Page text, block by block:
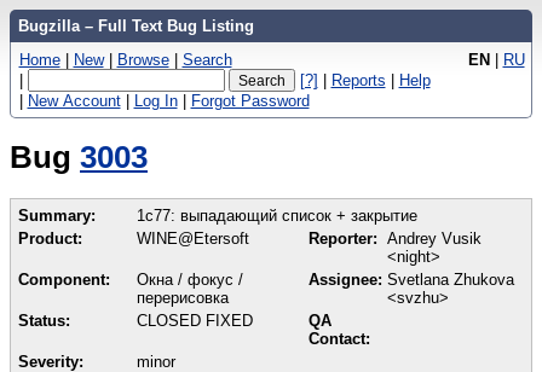
Bugzilla – Full Text Bug Listing
EN | RU
Home | New | Browse | Search
|
[?] | Reports | Help
| New Account | Log In | Forgot Password
Bug 3003
Summary:
1с77: выпадающий список + закрытие
Product:
WINE@Etersoft Reporter: Andrey Vusik
<night>
Component:
Окна / фокус /
перерисовка
Assignee: Svetlana Zhukova
<svzhu>
Status:
CLOSED FIXED
QA
Contact:
Severity:
minor